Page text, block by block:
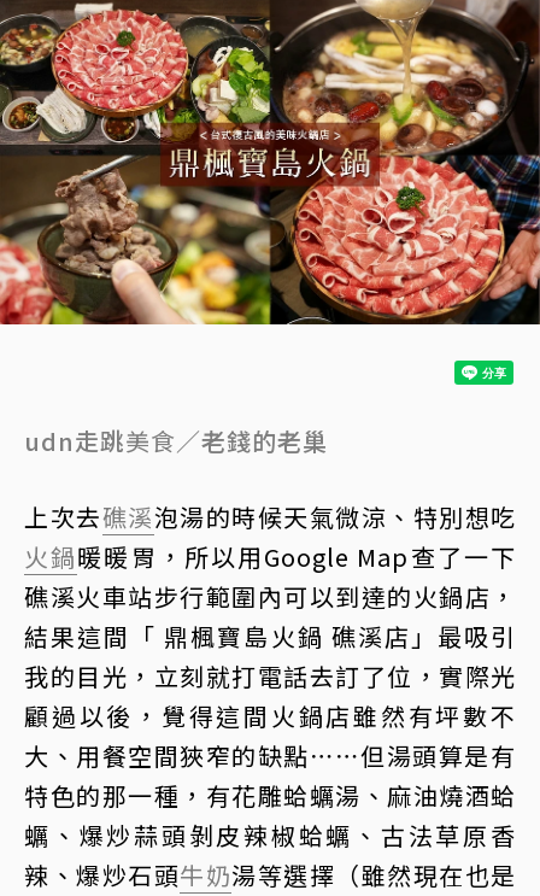
udn走跳美食／老錢的老巢
上次去礁溪泡湯的時候天氣微涼、特別想吃
火鍋暖暖胃，所以用Google Map查了一下
礁溪火車站步行範圍內可以到達的火鍋店，
結果這間「 鼎楓寶島火鍋 礁溪店」最吸引
我的目光，立刻就打電話去訂了位，實際光
顧過以後，覺得這間火鍋店雖然有坪數不
大、用餐空間狹窄的缺點⋯⋯但湯頭算是有
特色的那一種，有花雕蛤蠣湯、麻油燒酒蛤
蠣、爆炒蒜頭剝皮辣椒蛤蠣、古法草原香
辣、爆炒石頭牛奶湯等選擇（雖然現在也是